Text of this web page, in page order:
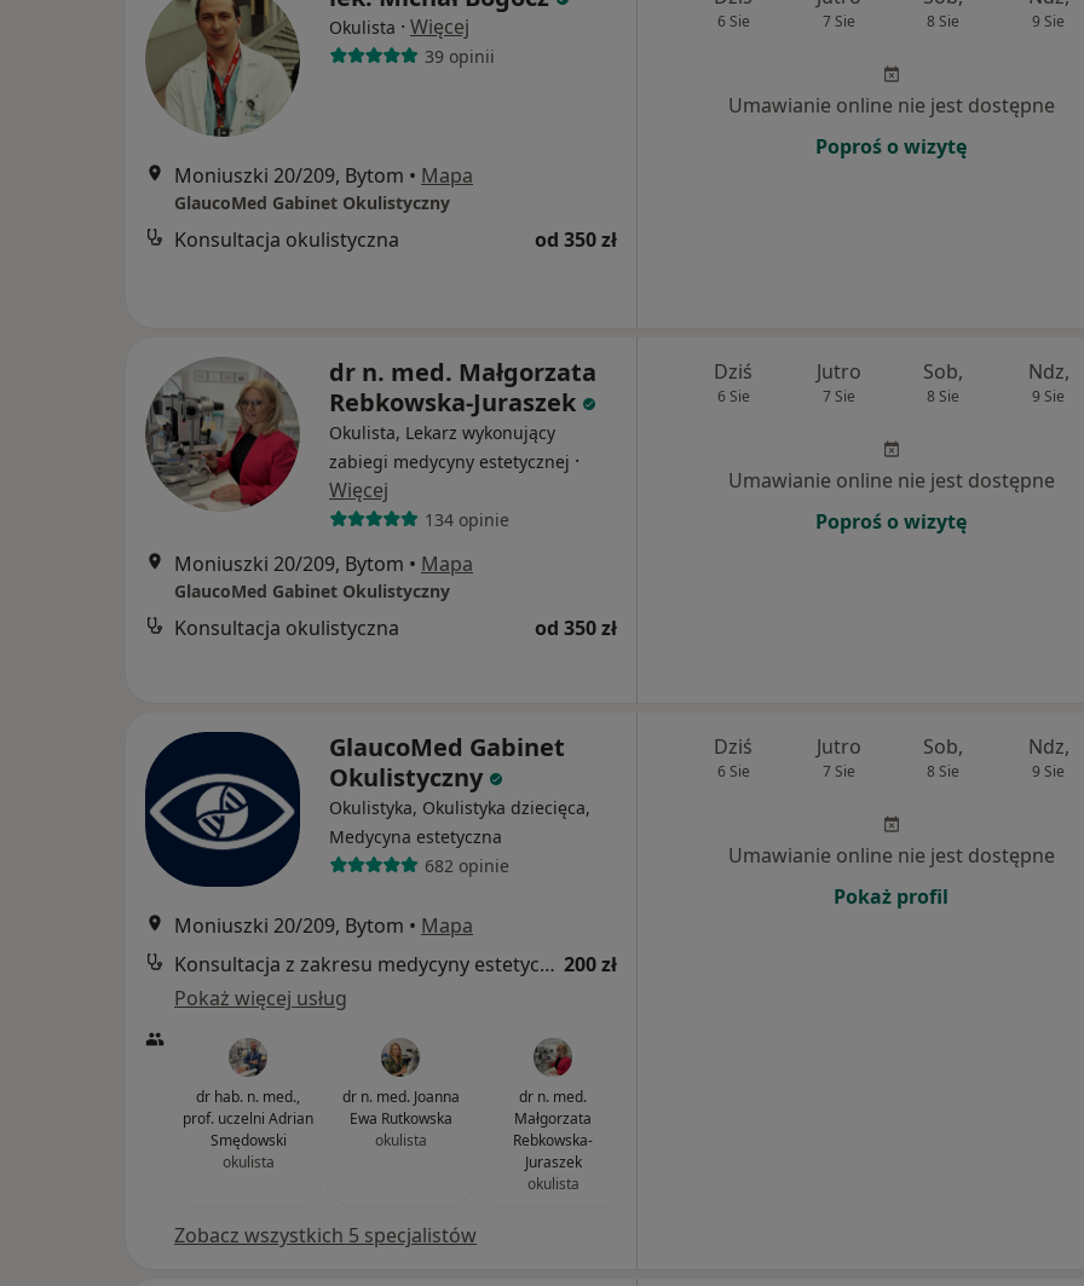
Okulista · Więcej
39 opinii
Moniuszki 20/209, Bytom • Mapa
GlaucoMed Gabinet Okulistyczny
Konsultacja okulistyczna od 350 zł
6 Sie 7 Sie 8 Sie 9 Sie
Umawianie online nie jest dostępne
Poproś o wizytę
dr n. med. Małgorzata
Rebkowska-Juraszek
Okulista, Lekarz wykonujący
zabiegi medycyny estetycznej ·
Więcej
134 opinie
Moniuszki 20/209, Bytom • Mapa
GlaucoMed Gabinet Okulistyczny
Konsultacja okulistyczna od 350 zł
Dziś
6 Sie
Jutro
7 Sie
Sob,
8 Sie
Ndz,
9 Sie
Umawianie online nie jest dostępne
Poproś o wizytę
GlaucoMed Gabinet
Okulistyczny
Okulistyka, Okulistyka dziecięca,
Medycyna estetyczna
682 opinie
Moniuszki 20/209, Bytom • Mapa
Konsultacja z zakresu medycyny estetycznej 200 zł
Pokaż więcej usług
dr hab. n. med.,
prof. uczelni Adrian
Smędowski
okulista
dr n. med. Joanna
Ewa Rutkowska
okulista
dr n. med.
Małgorzata
Rebkowska-
Juraszek
okulista
Zobacz wszystkich 5 specjalistów
Dziś
6 Sie
Jutro
7 Sie
Sob,
8 Sie
Ndz,
9 Sie
Umawianie online nie jest dostępne
Pokaż profil